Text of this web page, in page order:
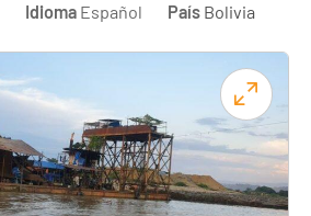
Idioma Español País Bolivia